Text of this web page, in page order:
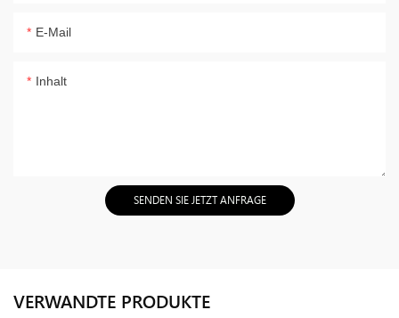
E-Mail
Inhalt
SENDEN SIE JETZT ANFRAGE
VERWANDTE PRODUKTE